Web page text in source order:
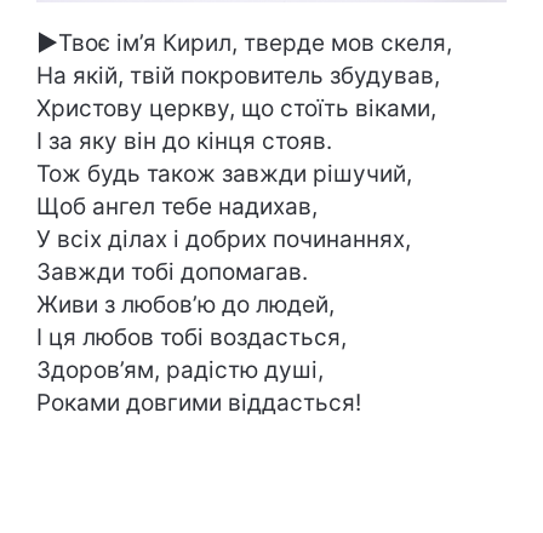
►Твоє ім’я Кирил, тверде мов скеля,
На якій, твій покровитель збудував,
Христову церкву, що стоїть віками,
І за яку він до кінця стояв.
Тож будь також завжди рішучий,
Щоб ангел тебе надихав,
У всіх ділах і добрих починаннях,
Завжди тобі допомагав.
Живи з любов’ю до людей,
І ця любов тобі воздасться,
Здоров’ям, радістю душі,
Роками довгими віддасться!